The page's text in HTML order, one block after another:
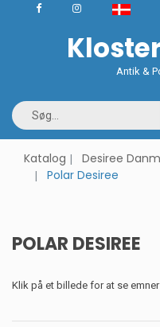
Antik &
Katalog
Desiree
Polar Desiree
POLAR DESIREE
Klik på et billede for at se